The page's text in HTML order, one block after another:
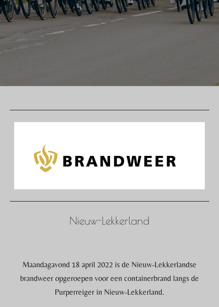
Nieuw-Lekkerland
Maandagavond 18 april 2022 is de Nieuw-Lekkerlandse
brandweer opgeroepen voor een containerbrand langs de
Purperreiger in Nieuw-Lekkerland.